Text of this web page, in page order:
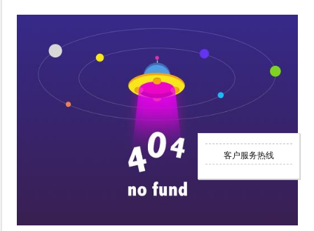
客户服务热线